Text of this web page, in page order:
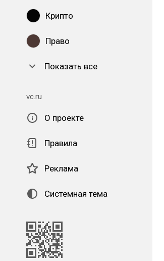
Крипто
Право
Показать все
vc.ru
О проекте
Правила
Реклама
Системная тема